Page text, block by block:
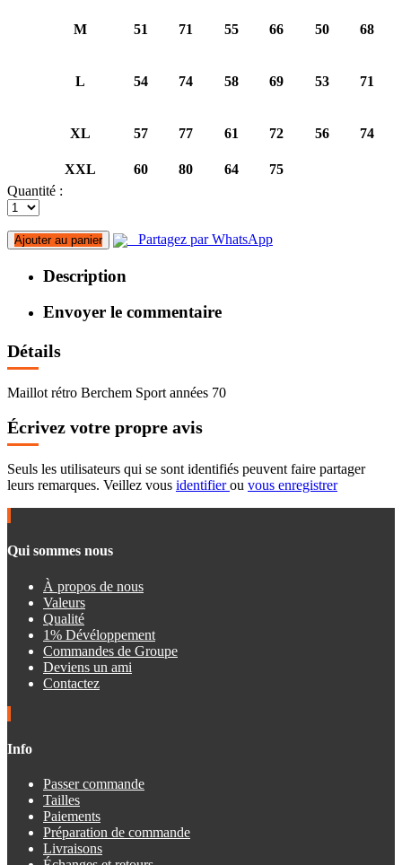
M 51 71 55 66 50 68
L 54 74 58 69 53 71
XL 57 77 61 72 56 74
XXL 60 80 64
75
Quantité :
Ajouter au panier Partagez par WhatsApp
Description
Envoyer le commentaire
Détails
Maillot rétro Berchem Sport années 70
Écrivez votre propre avis
Seuls les utilisateurs qui se sont identifiés peuvent faire partager
leurs remarques. Veillez vous identifierou vous enregistrer
Qui sommes nous
À propos de nous
Valeurs
Qualité
1% Dévéloppement
Commandes de Groupe
Deviens un ami
Contactez
Info
Passer commande
Tailles
Paiements
Préparation de commande
Livraisons